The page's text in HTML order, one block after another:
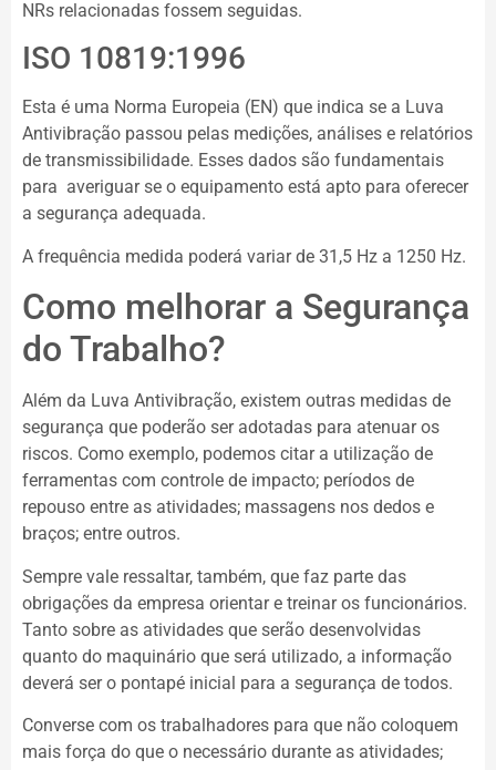
NRs relacionadas fossem seguidas.
ISO 10819:1996
Esta é uma Norma Europeia (EN) que indica se a Luva
Antivibração passou pelas medições, análises e relatórios
de transmissibilidade. Esses dados são fundamentais
para averiguar se o equipamento está apto para oferecer
a segurança adequada.
A frequência medida poderá variar de 31,5 Hz a 1250 Hz.
Como melhorar a Segurança
do Trabalho?
Além da Luva Antivibração, existem outras medidas de
segurança que poderão ser adotadas para atenuar os
riscos. Como exemplo, podemos citar a utilização de
ferramentas com controle de impacto; períodos de
repouso entre as atividades; massagens nos dedos e
braços; entre outros.
Sempre vale ressaltar, também, que faz parte das
obrigações da empresa orientar e treinar os funcionários.
Tanto sobre as atividades que serão desenvolvidas
quanto do maquinário que será utilizado, a informação
deverá ser o pontapé inicial para a segurança de todos.
Converse com os trabalhadores para que não coloquem
mais força do que o necessário durante as atividades;